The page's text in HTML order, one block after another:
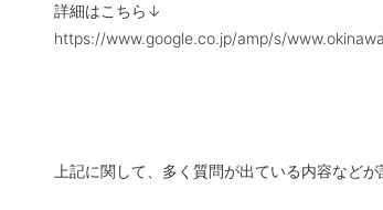
詳細はこちら↓
https://www.google.co.jp/amp/s/
上記に関して、多く質問が出ている内容など